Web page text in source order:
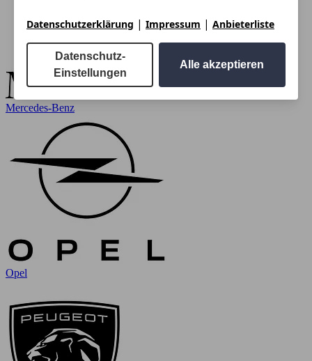
Mercedes-Benz
Opel
Datenschutzerklärung | Impressum | Anbieterliste
Datenschutz-
Einstellungen
Alle akzeptieren